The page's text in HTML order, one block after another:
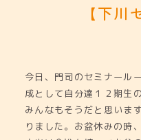
お知らせ
【下
今日、門司のセミナール
成として自分達１２期生
みんなもそうだと思いま
りました。お盆休みの時